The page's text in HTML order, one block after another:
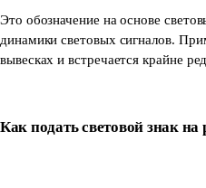
Это обозначение на основе
динамики световых сигналов.
вывесках и встречается крайне
Как подать световой знак на